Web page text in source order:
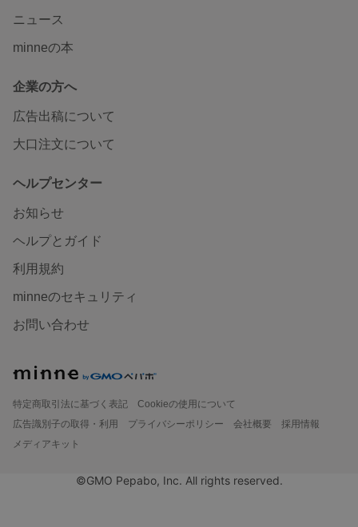
ニュース
minneの本
企業の方へ
広告出稿について
大口注文について
ヘルプセンター
お知らせ
ヘルプとガイド
利用規約
minneのセキュリティ
お問い合わせ
特定商取引法に基づく表記
Cookieの使用について
広告識別子の取得・利用
プライバシーポリシー 会社概要
採用情報
メディアキット
©GMO Pepabo, Inc. All rights reserved.